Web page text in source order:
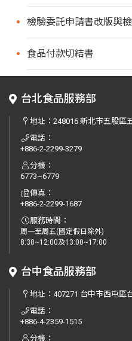
檢驗委託申請書改版與
食品付款切結書
台北食品服務部
地址：248016 新北市五股區
電話：
+886-2-2299-3279
分機：
6773~6779
傳真：
+886-2-2299-1687
服務時間：
周一至周五(國定假日除外)
8:30~12:00及13:00~17:00
台中食品服務部
地址：407271 台中市西屯區
電話：
+886-4-2359-1515
分機：